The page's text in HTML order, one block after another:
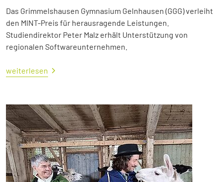
Das Grimmelshausen Gymnasium Gelnhausen (GGG) verleiht
den MINT-Preis für herausragende Leistungen.
Studiendirektor Peter Malz erhält Unterstützung von
regionalen Softwareunternehmen.
weiterlesen